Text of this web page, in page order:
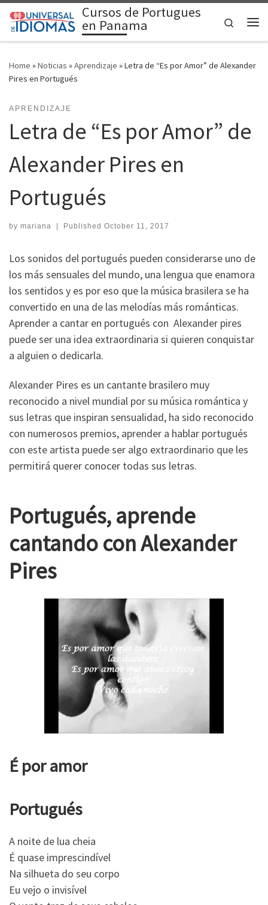
Skip to content Cursos de Portugues
en Panama
Search
Home »Noticias »Aprendizaje »Letra de “Es por Amor” de Alexander
Pires en Portugués
APRENDIZAJE
Letra de “Es por Amor” de
Alexander Pires en
Portugués
by mariana Published October 11, 2017
Los sonidos del portugués pueden considerarse uno de
los más sensuales del mundo, una lengua que enamora
los sentidos y es por eso que la música brasilera se ha
convertido en una de las melodías más románticas.
Aprender a cantar en portugués con Alexander pires
puede ser una idea extraordinaria si quieren conquistar
a alguien o dedicarla.
Alexander Pires es un cantante brasilero muy
reconocido a nivel mundial por su música romántica y
sus letras que inspiran sensualidad, ha sido reconocido
con numerosos premios, aprender a hablar portugués
con este artista puede ser algo extraordinario que les
permitirá querer conocer todas sus letras.
Portugués, aprende
cantando con Alexander
Pires
É por amor
Portugués
A noite de lua cheia
É quase imprescindível
Na silhueta do seu corpo
Eu vejo o invisível